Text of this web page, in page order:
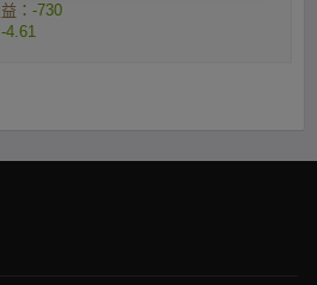
： -730
-4.61